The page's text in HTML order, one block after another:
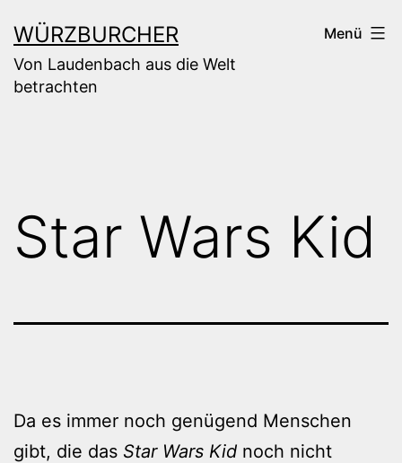
Inhalt
springen
WÜRZBURCHER
Von Laudenbach aus die Welt
betrachten
Menü
Star Wars Kid
Da es immer noch genügend Menschen
gibt, die das Star Wars Kid noch nicht